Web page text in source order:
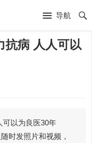
导航
抗病 人人可以
可以为良医30年
时发照片和视频，